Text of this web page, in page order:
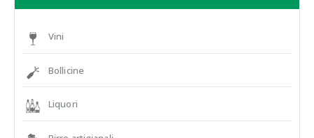
Vini
Bollicine
Liquori